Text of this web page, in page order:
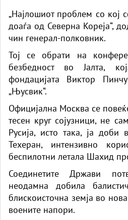
„Најлошиот проблем со кој
доаѓа од Северна Кореја“,
чин генерал-полковник.
Тој се обрати на
безбедност во Јалта,
фондацијата Виктор
„Њусвик“.
Официјална Москва се
тесен круг сојузници, не
Русија, исто така, ја доби
Техеран, интензивно
беспилотни летала Шахид
Соединетите Држави
неодамна добила
блискоисточна земја во
воените напори.